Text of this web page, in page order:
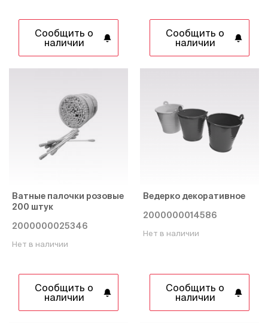
Сообщить о
наличии
Сообщить о
наличии
Ватные палочки розовые
200 штук
2000000025346
Нет в наличии
Сообщить о
наличии
Ведерко декоративное
2000000014586
Нет в наличии
Сообщить о
наличии